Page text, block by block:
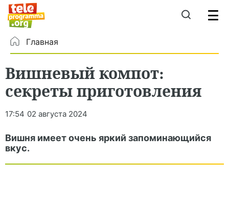
Главная
Вишневый компот:
секреты приготовления
17:54 02 августа 2024
Вишня имеет очень яркий запоминающийся
вкус.